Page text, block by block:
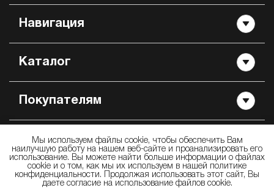
Навигация
Каталог
Покупателям
Контакты
© 2009 — ООО «Производственно Торговая Компания Хантер» —
Мы используем файлы cookie, чтобы обеспечить Вам
наилучшую работу на нашем веб-сайте и проанализировать его
использование. Вы можете найти больше информации о файлах
cookie и о том, как мы их используем в нашей политике
конфиденциальности. Продолжая использовать этот сайт, Вы
даете согласие на использование файлов cookie.